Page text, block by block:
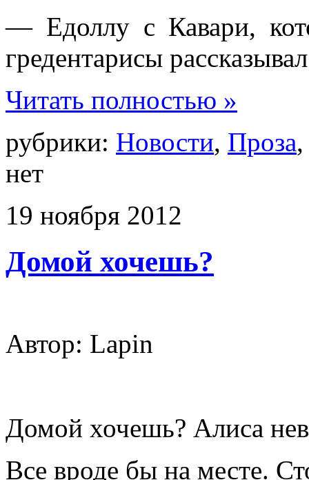
— Едоллу с Кавари,
гредентарисы
Читать полностью »
рубрики: Новости, Проза
нет
19 ноября 2012
Домой хочешь?
Автор: Lapin
Домой хочешь? Алиса
Все вроде бы на месте.